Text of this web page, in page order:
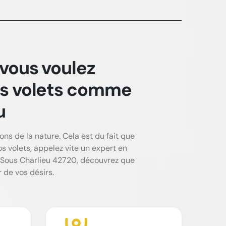
voulez
volets comme
de la nature. Cela est du fait que
volets, appelez vite un expert en
Charlieu 42720, découvrez que
de vos désirs.